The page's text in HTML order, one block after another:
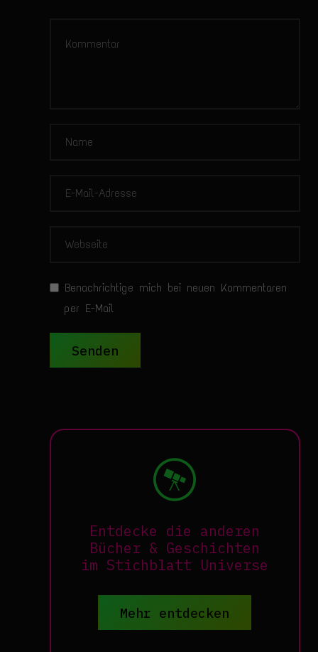
Benachrichtige mich bei neuen Kommentaren
per E-Mail
Senden
Entdecke die anderen
Bücher & Geschichten
im Stichblatt Universe
Mehr entdecken